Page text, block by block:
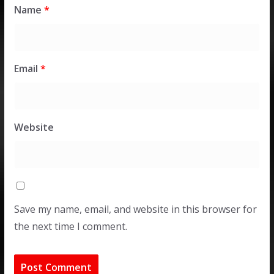
Name *
Email *
Website
Save my name, email, and website in this browser for
the next time I comment.